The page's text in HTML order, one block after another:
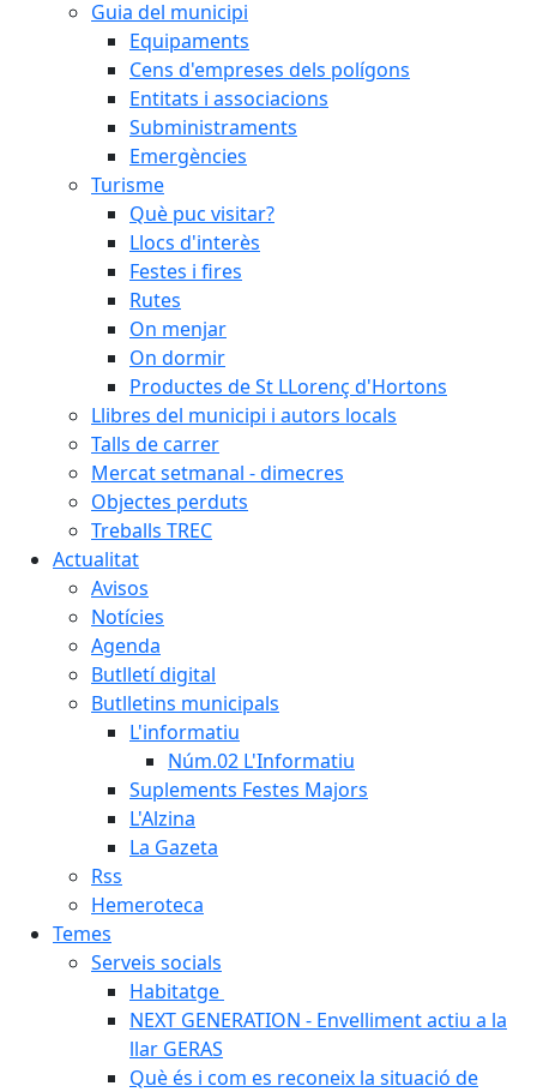
Guia del municipi
Equipaments
Cens d'empreses dels polígons
Entitats i associacions
Subministraments
Emergències
Turisme
Què puc visitar?
Llocs d'interès
Festes i fires
Rutes
On menjar
On dormir
Productes de St LLorenç d'Hortons
Llibres del municipi i autors locals
Talls de carrer
Mercat setmanal - dimecres
Objectes perduts
Treballs TREC
Actualitat
Avisos
Notícies
Agenda
Butlletí digital
Butlletins municipals
L'informatiu
Núm.02 L'Informatiu
Suplements Festes Majors
L'Alzina
La Gazeta
Rss
Hemeroteca
Temes
Serveis socials
Habitatge
NEXT GENERATION - Envelliment actiu a la
llar GERAS
Què és i com es reconeix la situació de